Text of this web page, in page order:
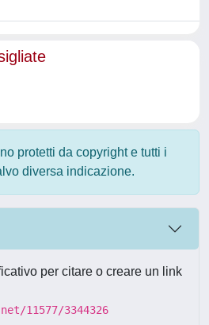
protetti da copyright e tutti i
diversa indicazione.
per citare o creare un link
11577/3344326